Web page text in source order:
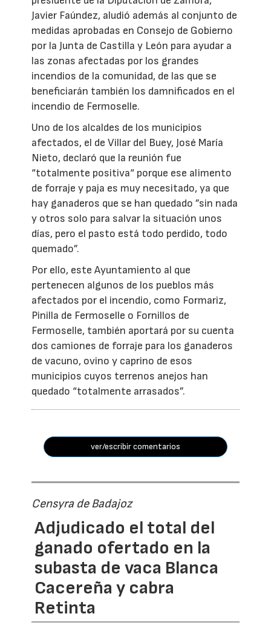
Javier Faúndez, aludió además al conjunto de
medidas aprobadas en Consejo de Gobierno
por la Junta de Castilla y León para ayudar a
las zonas afectadas por los grandes
incendios de la comunidad, de las que se
beneficiarán también los damnificados en el
incendio de Fermoselle.
Uno de los alcaldes de los municipios
afectados, el de Villar del Buey, José María
Nieto, declaró que la reunión fue
“totalmente positiva“ porque ese alimento
de forraje y paja es muy necesitado, ya que
hay ganaderos que se han quedado ”sin nada
y otros solo para salvar la situación unos
días, pero el pasto está todo perdido, todo
quemado”.
Por ello, este Ayuntamiento al que
pertenecen algunos de los pueblos más
afectados por el incendio, como Formariz,
Pinilla de Fermoselle o Fornillos de
Fermoselle, también aportará por su cuenta
dos camiones de forraje para los ganaderos
de vacuno, ovino y caprino de esos
municipios cuyos terrenos anejos han
quedado “totalmente arrasados”.
ver/escribir comentarios
Censyra de Badajoz
Adjudicado el total del
ganado ofertado en la
subasta de vaca Blanca
Cacereña y cabra
Retinta